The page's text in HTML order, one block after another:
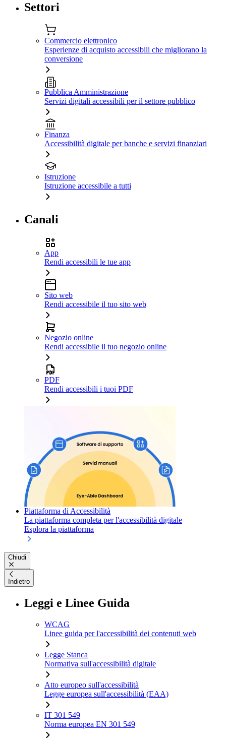
Settori
Commercio elettronico
Esperienze di acquisto accessibili che migliorano la
conversione
Pubblica Amministrazione
Servizi digitali accessibili per il settore pubblico
Finanza
Accessibilità digitale per banche e servizi finanziari
Istruzione
Istruzione accessibile a tutti
Canali
App
Rendi accessibili le tue app
Sito web
Rendi accessibile il tuo sito web
Negozio online
Rendi accessibile il tuo negozio online
PDF
Rendi accessibili i tuoi PDF
Piattaforma di Accessibilità
La piattaforma completa per l'accessibilità digitale
Esplora la piattaforma
Chiudi
Indietro
Leggi e Linee Guida
WCAG
Linee guida per l'accessibilità dei contenuti web
Legge Stanca
Normativa sull'accessibilità digitale
Atto europeo sull'accessibilità
Legge europea sull'accessibilità (EAA)
IT 301 549
Norma europea EN 301 549